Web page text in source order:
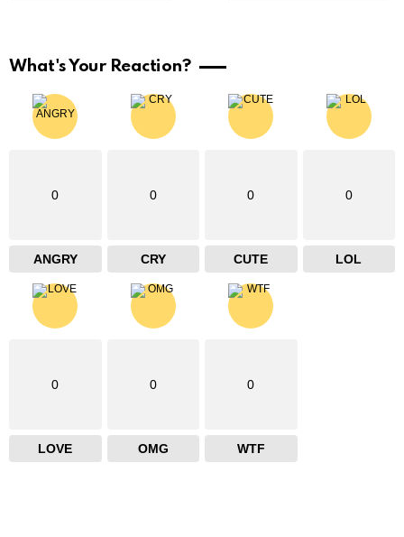
What's Your Reaction?
0
ANGRY
0
CRY
0
CUTE
0
LOL
0
LOVE
0
OMG
0
WTF